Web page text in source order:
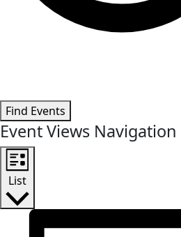
Find Events
Event Views Navigation
List